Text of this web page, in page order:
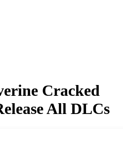
Cracked
All DLCs